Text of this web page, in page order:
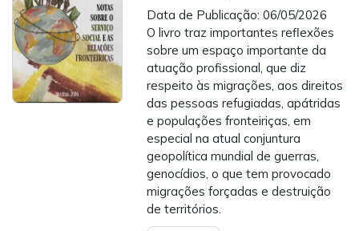
Data de Publicação: 06/05/2026
O livro traz importantes reflexões
sobre um espaço importante da
atuação profissional, que diz
respeito às migrações, aos direitos
das pessoas refugiadas, apátridas
e populações fronteiriças, em
especial na atual conjuntura
geopolítica mundial de guerras,
genocídios, o que tem provocado
migrações forçadas e destruição
de territórios.